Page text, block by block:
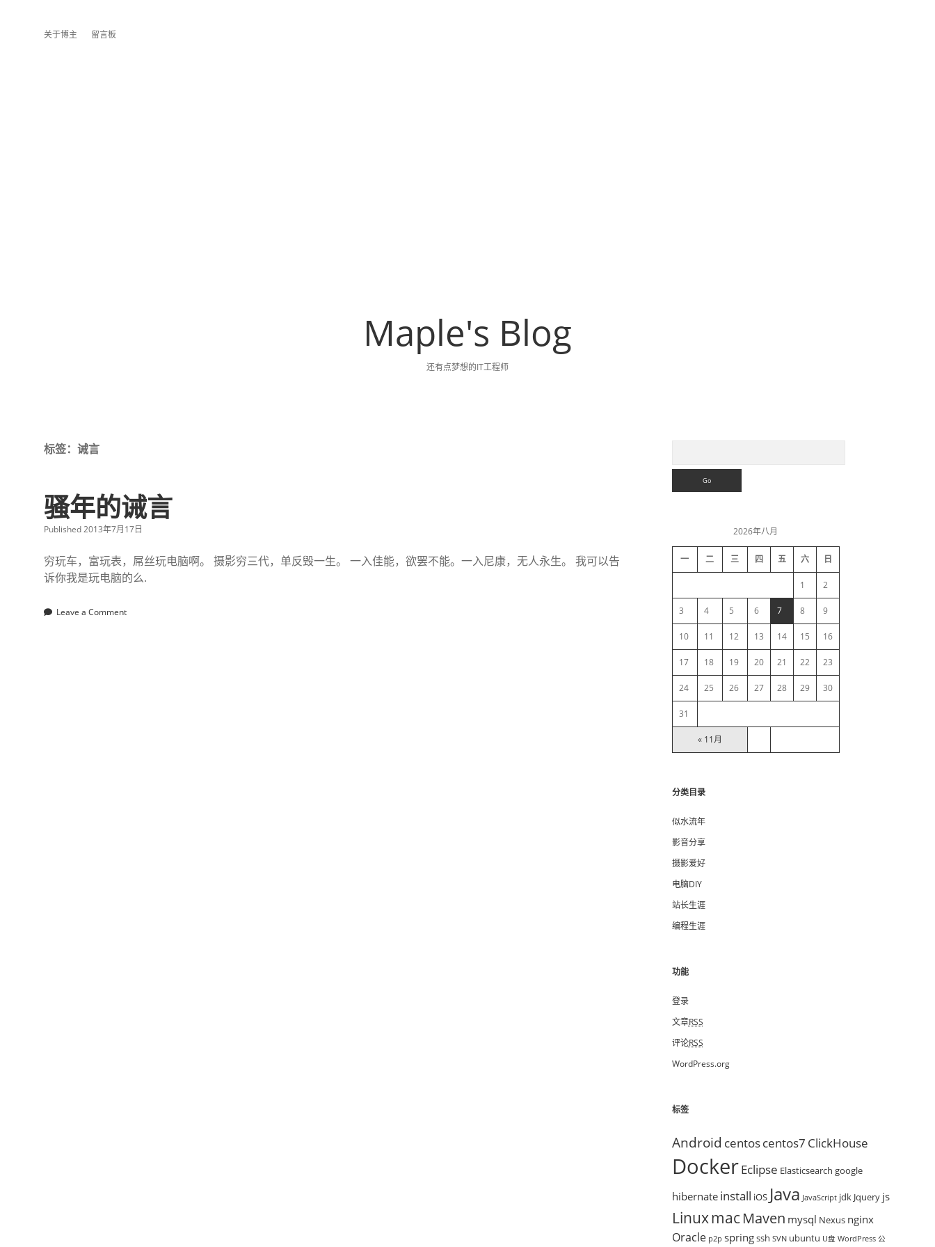
关于博主 留言板
Maple's Blog
还有点梦想的IT工程师
标签：诫言
骚年的诫言
Published 2013年7月17日
穷玩车，富玩表，屌丝玩电脑啊。 摄影穷三代，单反毁一生。 一入佳能，欲罢不能。一入尼康，无人永生。 我可以告
诉你我是玩电脑的么.
Leave a Comment
i
e
a
r
a
2026年八月
一 二 三 四 五 六 日
« 11月
1 2
3 4 5 6 7 8 9
10 11 12 13 14 15 16
17 18 19 20 21 22 23
24 25 26 27 28 29 30
31
分类目录
似水流年
影音分享
摄影爱好
电脑DIY
站长生涯
编程生涯
功能
登录
文章RSS
评论RSS
WordPress.org
标签
Android centoscentos7 ClickHouse
DockerEclipse Elasticsearch google
hibernate install iOS Java JavaScript jdk Jquery js
LinuxmacMaven mysql Nexus nginx
Oracle p2p springssh SVN ubuntu U盘 WordPress 公